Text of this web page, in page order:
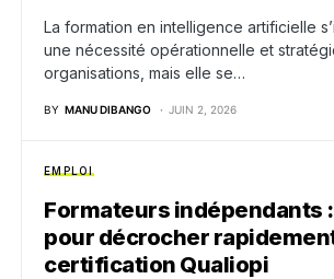
La formation en intelligence artificielle
une nécessité opérationnelle et
organisations, mais elle se…
BY MANU DIBANGO JUIN 2, 2026
EMPLOI
Formateurs indépendants
pour décrocher
certification Qualiopi